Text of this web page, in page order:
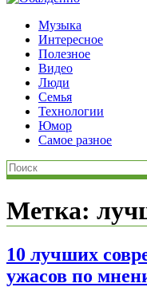
Музыка
Интересное
Полезное
Видео
Люди
Семья
Технологии
Юмор
Самое разное
Метка:
10 лучших
ужасов по